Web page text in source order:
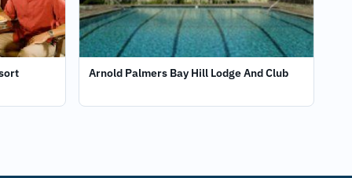
Arnold Palmers Bay Hill Lodge And Club